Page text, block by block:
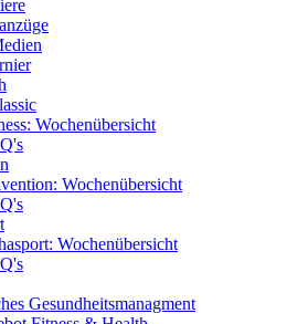
Wochenübersicht
Wochenübersicht
Wochenübersicht
Gesundheitsmanagment